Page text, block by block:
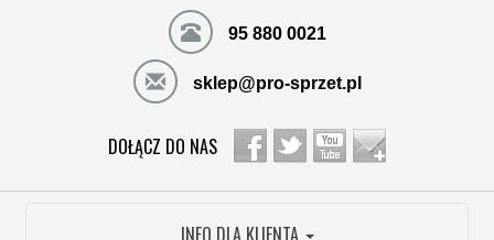
95 880 0021
sklep@pro-sprzet.pl
DOŁĄCZ DO NAS
INFO DLA KLIENTA